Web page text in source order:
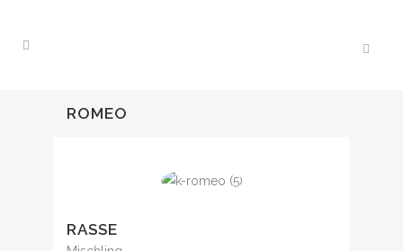
ROMEO
RASSE